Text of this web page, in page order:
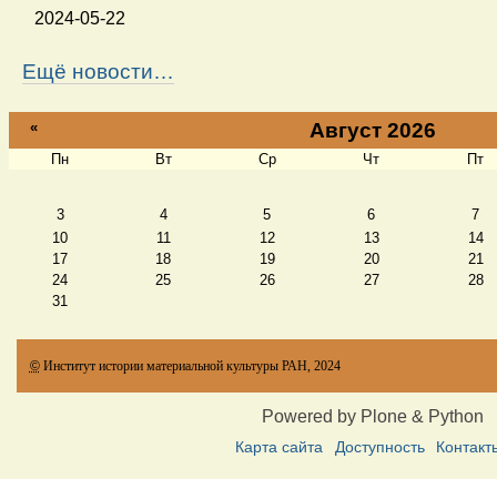
2024-05-22
Ещё новости…
« Август 2026
Пн Вт Ср Чт Пт
3 4 5 6
7
10
11 12 13
14
17
18 19 20
21
24
25 26 27
28
31
© Институт истории материальной культуры РАН, 2024
Powered by Plone & Python
Карта сайта Доступность